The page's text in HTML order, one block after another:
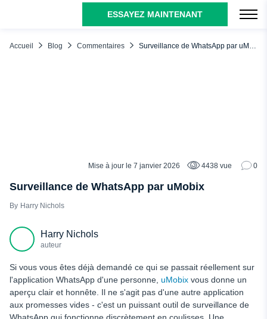
ESSAYEZ MAINTENANT
Accueil Blog Commentaires Surveillance de WhatsApp par uMobix
Mise à jour le 7 janvier 2026 4438 vue 0
Surveillance de WhatsApp par uMobix
Harry Nichols
Harry Nichols
auteur
Si vous vous êtes déjà demandé ce qui se passait réellement sur
l'application WhatsApp d'une personne, uMobix vous donne un
aperçu clair et honnête. Il ne s'agit pas d'une autre application
aux promesses vides - c'est un puissant outil de surveillance de
Qu'est-ce qu'une application de surveillance de WhatsApp ?